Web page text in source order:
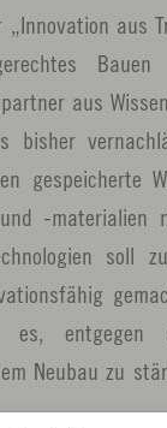
aus
aus
bisher
gespeicherte
-
soll
es, entgegen
Neubau zu